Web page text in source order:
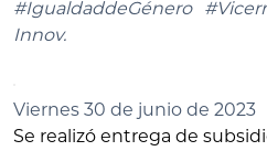
#IgualdaddeGénero
Innov.
Viernes 30 de junio de 2023
Se realizó entrega de